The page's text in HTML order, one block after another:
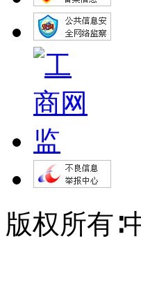
版权所有∶